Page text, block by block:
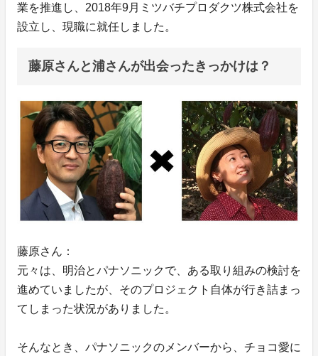
業を推進し、2018年9月ミツバチプロダクツ株式会社を
設立し、現職に就任しました。
藤原さんと浦さんが出会ったきっかけは？
藤原さん：
元々は、明治とパナソニックで、ある取り組みの検討を
進めていましたが、そのプロジェクト自体が行き詰まっ
てしまった状況がありました。
そんなとき、パナソニックのメンバーから、チョコ愛に